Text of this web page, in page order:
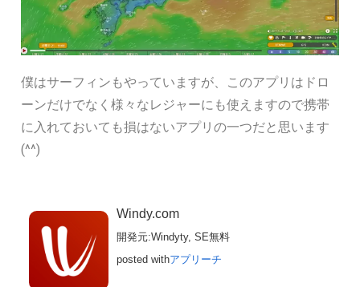
僕はサーフィンもやっていますが、このアプリはドロ
ーンだけでなく様々なレジャーにも使えますので携帯
に入れておいても損はないアプリの一つだと思います
(^^)
Windy.com
開発元:Windyty, SE無料
posted withアプリーチ